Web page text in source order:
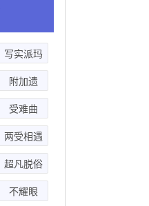
写实派玛
丽苏
附加遗
产-第一
受难曲
passion
两受相遇
超凡脱俗
不耀眼